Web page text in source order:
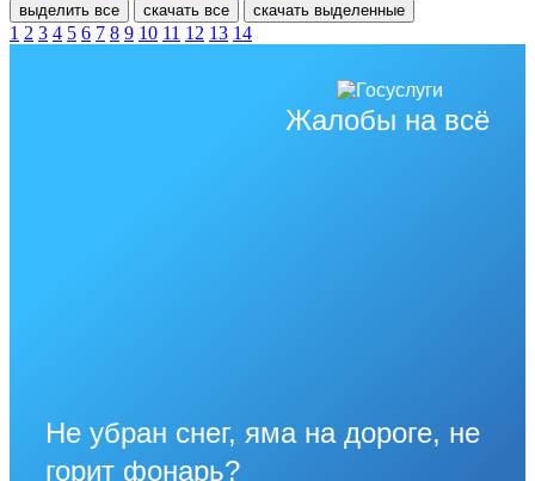
выделить все скачать все скачать выделенные
1 2 3 4 5 6 7 8 9 10 11 12 13 14
Жалобы на всё
Не убран снег, яма на дороге, не
горит фонарь?